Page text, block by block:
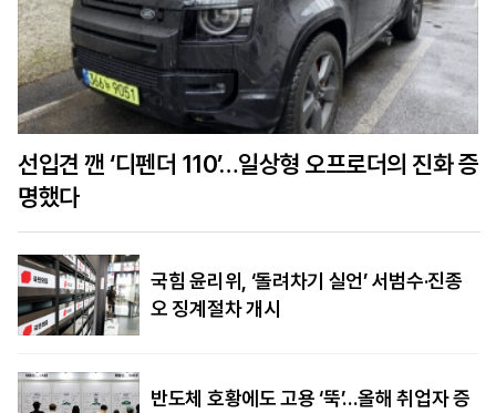
선입견 깬 ‘디펜더 110’…일상형 오프로더의 진화 증
명했다
국힘 윤리위, ‘돌려차기 실언’ 서범수·진종
오 징계절차 개시
반도체 호황에도 고용 ‘뚝’…올해 취업자 증